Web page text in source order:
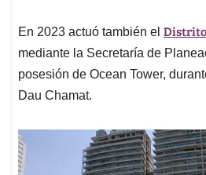
En 2023 actuó también el
mediante la Secretaría de
posesión de Ocean Tower,
Dau Chamat.